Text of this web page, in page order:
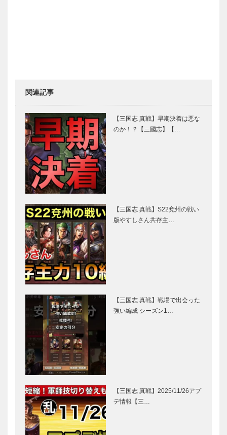
関連記事
【三国志 真戦】早期決着は悪な
のか！？【三國志】【…
【三国志 真戦】S22兗州の戦い
版やすしさん共存主…
【三国志 真戦】戦場で出会った
強い編成 シーズン1…
【三国志 真戦】2025/11/26アプ
デ情報【三…